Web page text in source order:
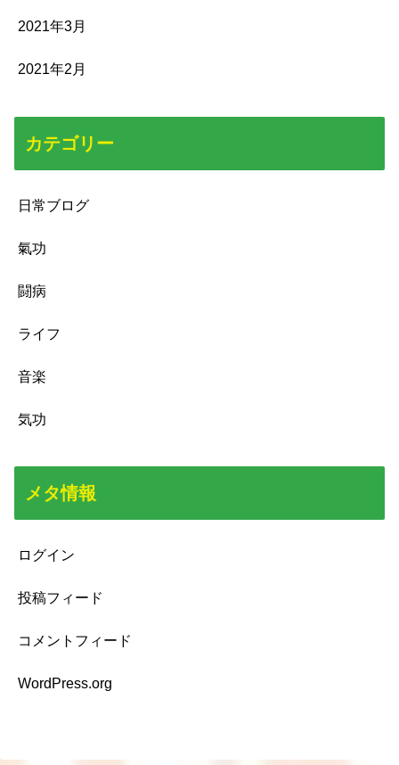
2021年3月
2021年2月
カテゴリー
日常ブログ
氣功
闘病
ライフ
音楽
気功
メタ情報
ログイン
投稿フィード
コメントフィード
WordPress.org